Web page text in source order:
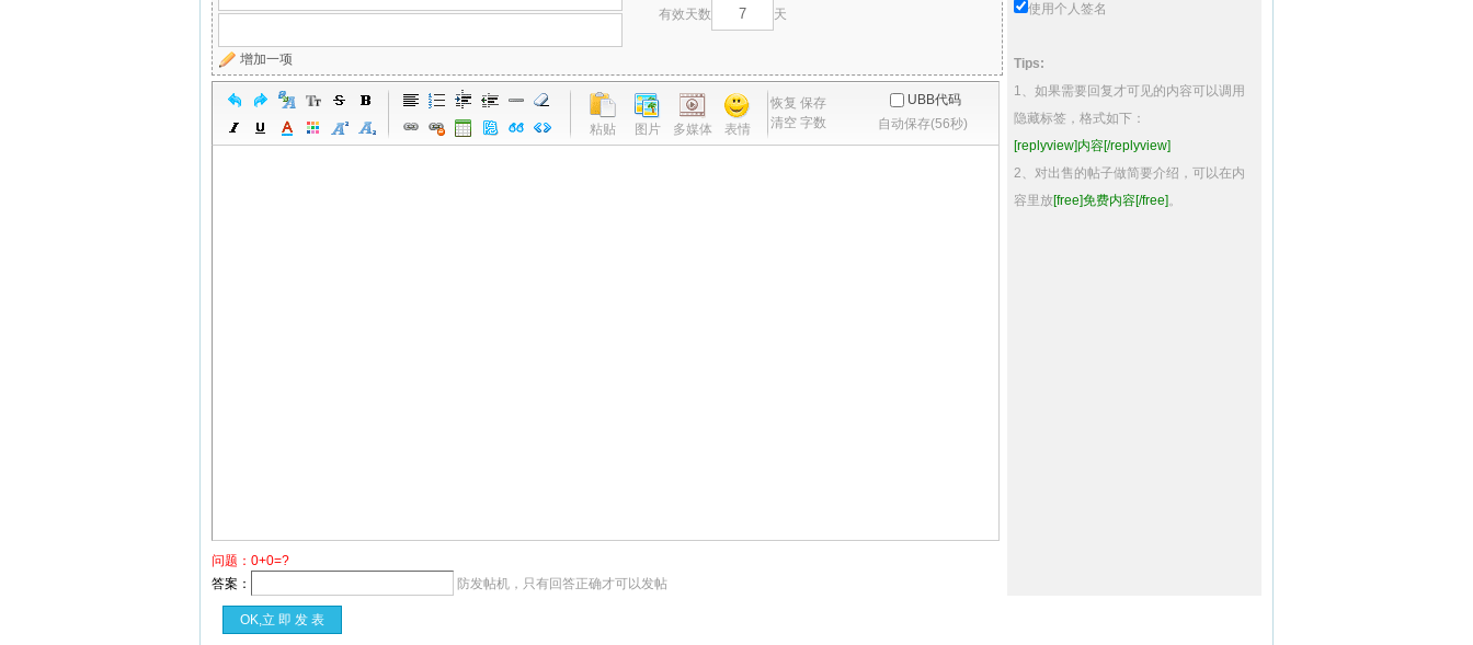
增加一项
有效天数 天
使用个人签名
Tips:
1、如果需要回复才可见的内容可以调用
隐藏标签，格式如下：
[replyview]内容[/replyview]
2、对出售的帖子做简要介绍，可以在内
容里放[free]免费内容[/free]。
问题：0+0=?
答案：
防发帖机，只有回答正确才可以发帖